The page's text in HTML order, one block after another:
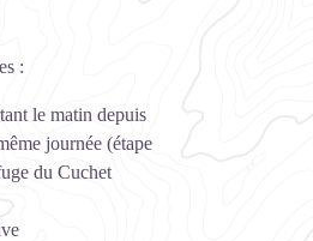
:
le matin depuis
journée (étape
du Cuchet